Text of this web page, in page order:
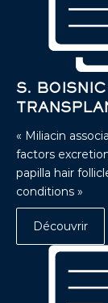
S.
« Miliacin
factors
papilla hair
conditions »
Découvrir